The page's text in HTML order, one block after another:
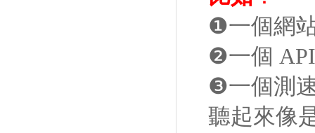
❶一個網
❷一個
❸一個測
聽起來像